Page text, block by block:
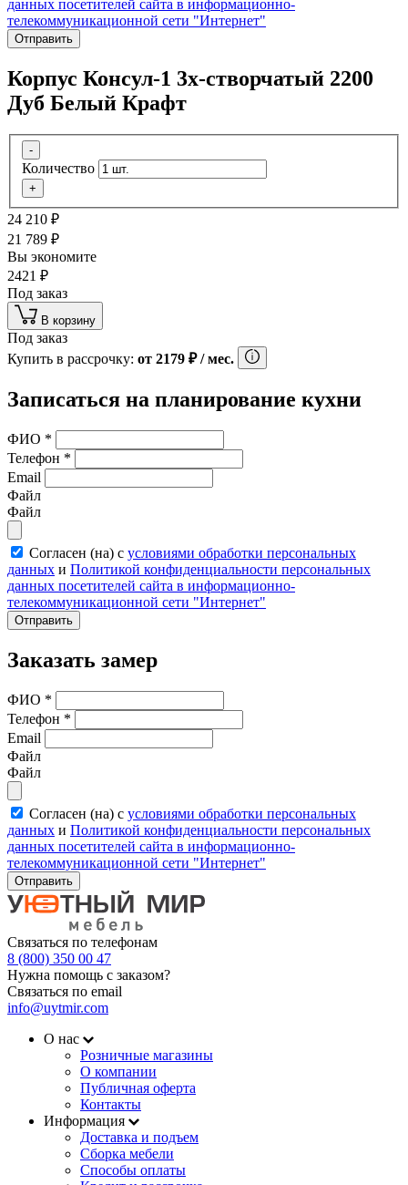
данных посетителей сайта в информационно-
телекоммуникационной сети "Интернет"
Отправить
Корпус Консул-1 3х-створчатый 2200
Дуб Белый Крафт
-
Количество
+
24 210 ₽
21 789 ₽
Вы экономите
2421 ₽
Под заказ
В корзину
Под заказ
Купить в рассрочку: от 2179 ₽/ мес.
Записаться на планирование кухни
ФИО *
Телефон *
Email
Файл
Файл
Согласен (на) с условиями обработки персональных
данных и Политикой конфиденциальности персональных
данных посетителей сайта в информационно-
телекоммуникационной сети "Интернет"
Отправить
Заказать замер
ФИО *
Телефон *
Email
Файл
Файл
Согласен (на) с условиями обработки персональных
данных и Политикой конфиденциальности персональных
данных посетителей сайта в информационно-
телекоммуникационной сети "Интернет"
Отправить
Связаться по телефонам
8 (800) 350 00 47
Нужна помощь с заказом?
Связаться по email
info@uytmir.com
О нас
Розничные магазины
О компании
Публичная оферта
Контакты
Информация
Доставка и подъем
Сборка мебели
Способы оплаты